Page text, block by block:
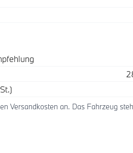
Versandkosten an. Das Fahrzeug